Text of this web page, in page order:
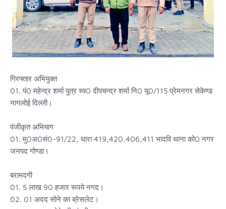
गिरफ्तार अभियुक्त
01. पं0 महेन्द्र शर्मा पुत्र स्व0 दीपचन्द्र शर्मा नि0 यू0/115 प्रेमनगर सेकेण्ड
नागलोई दिल्ली।
पंजीकृत अभियाग
01. मु0अ0सं0-91/22, धारा 419,420,406,411 भादवि थाना को0 नगर
जनपद गोण्डा।
बरामदगी
01. 5 लाख 90 हजार रूपये नगद।
02. 01 अदद सोने का ब्रेसलेट।